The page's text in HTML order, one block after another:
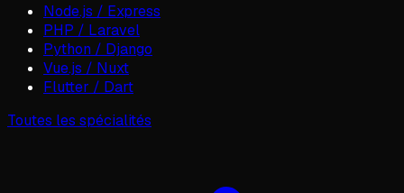
Node.js / Express
PHP / Laravel
Python / Django
Vue.js / Nuxt
Flutter / Dart
Toutes les spécialités